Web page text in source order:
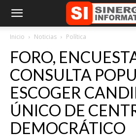
Inicio Noticias Política
FORO,
CONSULTA
ESCOGER
ÚNICO DE
DEMOCRÁTICO